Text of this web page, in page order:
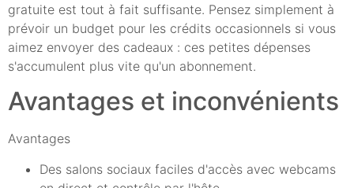
gratuite est tout à fait suffisante. Pensez simplement à
prévoir un budget pour les crédits occasionnels si vous
aimez envoyer des cadeaux : ces petites dépenses
s'accumulent plus vite qu'un abonnement.
Avantages et inconvénients
Avantages
Des salons sociaux faciles d'accès avec webcams